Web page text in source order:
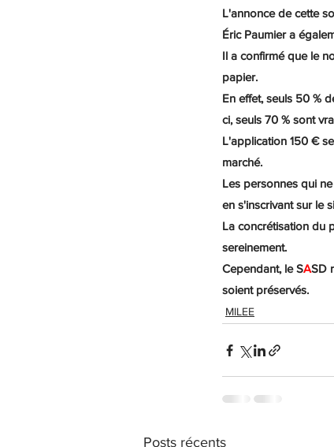
L'annonce de cette
Éric Paumier a
Il a confirmé que le
papier.
En effet, seuls 50 %
ci, seuls 70 % sont
L'application 150 €
marché.
Les personnes qui
en s'inscrivant sur le
La concrétisation du
sereinement.
Cependant, le SASD
soient préservés.
MILEE
Posts récents